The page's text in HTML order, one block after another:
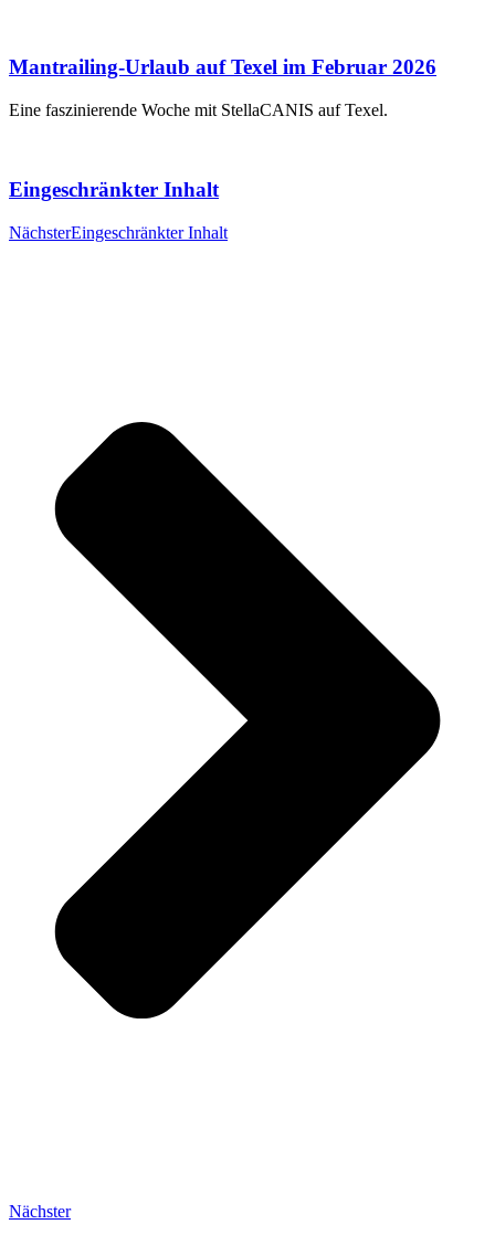
Mantrailing-Urlaub auf Texel im Februar 2026
Eine faszinierende Woche mit StellaCANIS auf Texel.
Eingeschränkter Inhalt
NächsterEingeschränkter Inhalt
Nächster